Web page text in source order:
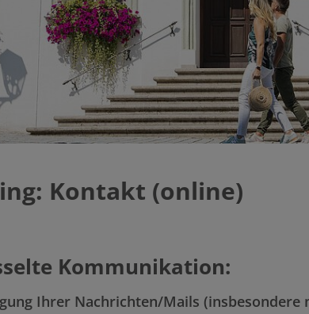
Kontakt (online)
Kommunikation:
Ihrer Nachrichten/Mails